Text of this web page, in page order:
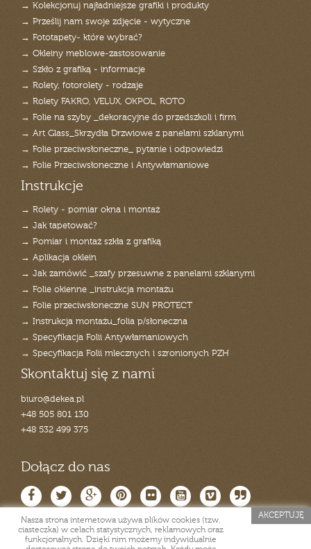
→ Kolekcjonuj najładniejsze grafiki i produkty
→ Prześlij nam swoje zdjęcie - wytyczne
→ Fototapety- które wybrać?
→ Okleiny meblowe-zastosowanie
→ Szkło z grafiką - informacje
→ Rolety, fotorolety - rodzaje
→ Rolety FAKRO, VELUX, OKPOL, ROTO
→ Folie na szyby _dekoracyjne do przedszkoli i firm
→ Art Glass_Skrzydła Drzwiowe z panelami szklanymi
→ Folie przeciwsłoneczne_ pytanie i odpowiedzi
→ Folie Przeciwsłoneczne i Antywłamaniowe
Instrukcje
→ Rolety - pomiar okna i montaż
→ Jak tapetować?
→ Pomiar i montaż szkła z grafiką
→ Aplikacja oklein
→ Jak zamówić _szafy przesuwne z panelami szklanymi
→ Folie okienne _instrukcja montażu
→ Folie przeciwsłoneczne SUN PROTECT
→ Instrukcja montażu_folia p/słoneczna
→ Specyfikacja Folii Antywłamaniowych
→ Specyfikacja Folii mlecznych i szronionych PZH
Skontaktuj się z nami
biuro@dekea.pl
+48 505 801 130
+48 532 499 375
Dołącz do nas
Nasza strona internetowa używa plików cookies (tzw.
ciasteczka) w celach statystycznych, reklamowych oraz
funkcjonalnych. Dzięki nim możemy indywidualnie
AKCEPTUJĘ